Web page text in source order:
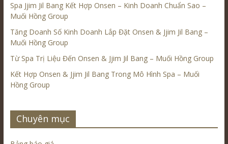
Spa Jjim Jil Bang Kết Hợp Onsen – Kinh Doanh Chuẩn Sao –
Muối Hồng Group
Tăng Doanh Số Kinh Doanh Lắp Đặt Onsen & Jjim Jil Bang –
Muối Hồng Group
Từ Spa Trị Liệu Đến Onsen & Jjim Jil Bang – Muối Hồng Group
Kết Hợp Onsen & Jjim Jil Bang Trong Mô Hình Spa – Muối
Hồng Group
Chuyên mục